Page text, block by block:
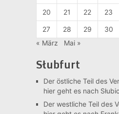
20 21 22 23
27 28 29
30
« März
Mai »
Słubfurt
Der östliche Teil des
hier geht es nach
Der westliche Teil des